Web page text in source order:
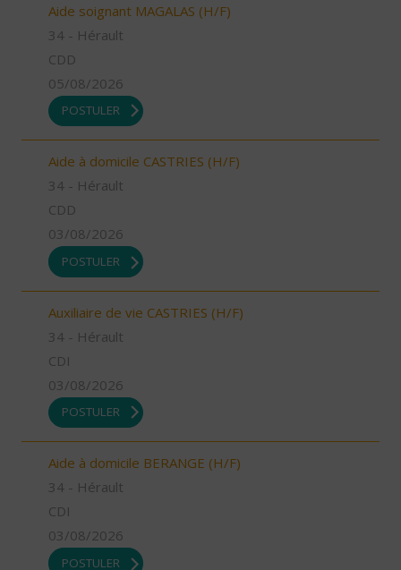
Aide soignant MAGALAS (H/F)
34 - Hérault
CDD
05/08/2026
POSTULER
Aide à domicile CASTRIES (H/F)
34 - Hérault
CDD
03/08/2026
POSTULER
Auxiliaire de vie CASTRIES (H/F)
34 - Hérault
CDI
03/08/2026
POSTULER
Aide à domicile BERANGE (H/F)
34 - Hérault
CDI
03/08/2026
POSTULER